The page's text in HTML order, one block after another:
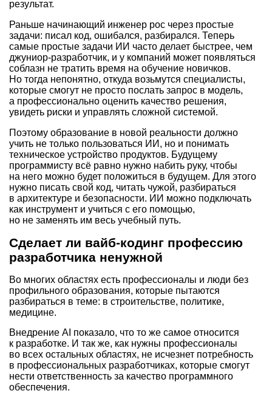
результат.
Раньше начинающий инженер рос через простые
задачи: писал код, ошибался, разбирался. Теперь
самые простые задачи ИИ часто делает быстрее, чем
джуниор-разработчик, и у компаний может появляться
соблазн не тратить время на обучение новичков.
Но тогда непонятно, откуда возьмутся специалисты,
которые смогут не просто послать запрос в модель,
а профессионально оценить качество решения,
увидеть риски и управлять сложной системой.
Поэтому образование в новой реальности должно
учить не только пользоваться ИИ, но и понимать
техническое устройство продуктов. Будущему
программисту всё равно нужно набить руку, чтобы
на него можно будет положиться в будущем. Для этого
нужно писать свой код, читать чужой, разбираться
в архитектуре и безопасности. ИИ можно подключать
как инструмент и учиться с его помощью,
но не заменять им весь учебный путь.
Сделает ли вайб-кодинг профессию
разработчика ненужной
Во многих областях есть профессионалы и люди без
профильного образования, которые пытаются
разбираться в теме: в строительстве, политике,
медицине.
Внедрение AI показало, что то же самое относится
к разработке. И так же, как нужны профессионалы
во всех остальных областях, не исчезнет потребность
в профессиональных разработчиках, которые смогут
нести ответственность за качество программного
обеспечения.